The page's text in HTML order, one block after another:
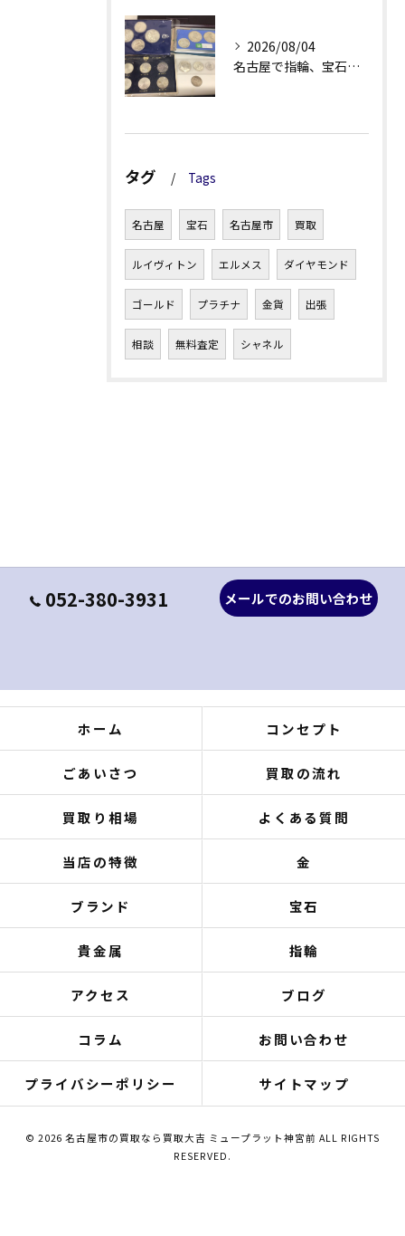
2026/08/04
名古屋で指輪、宝石買取なら当店で！！。
タグ Tags
名古屋 宝石 名古屋市 買取
ルイヴィトン エルメス ダイヤモンド
ゴールド プラチナ 金貨 出張
相談 無料査定 シャネル
052-380-3931 メールでのお問い合わせ
ホーム コンセプト
ごあいさつ 買取の流れ
買取り相場 よくある質問
当店の特徴 金
ブランド 宝石
貴金属 指輪
アクセス ブログ
コラム お問い合わせ
プライバシーポリシー サイトマップ
© 2026 名古屋市の買取なら買取大吉 ミュープラット神宮前 ALL RIGHTS
RESERVED.